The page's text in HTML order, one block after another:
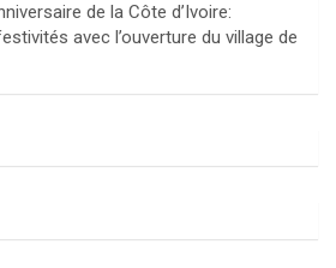
de la Côte d’Ivoire:
avec l’ouverture du village de